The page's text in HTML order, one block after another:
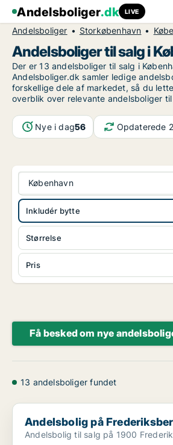
Andelsboliger.dk LIVE
Andelsboliger Storkøbenhavn
Andelsboliger til salg i
Der er 13 andelsboliger til salg i
Andelsboliger.dk samler ledige
forskellige dele af markedet, så du
overblik over relevante andelsboliger
Nye i dag56 Opdaterede
København
Størrelse
Pris
Inkludér bytte
Få besked om nye
13 andelsboliger fundet
Andelsbolig på Frederiksberg C
Andelsbolig på
Andelsbolig til salg på 1900